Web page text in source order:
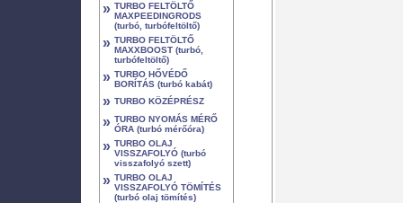
» TURBO FELTÖLTŐ
MAXPEEDINGRODS
(turbó, turbófeltöltő)
» TURBO FELTÖLTŐ
MAXXBOOST (turbó,
turbófeltöltő)
» TURBO HŐVÉDŐ
BORÍTÁS (turbó kabát)
» TURBO KÖZÉPRÉSZ
» TURBO NYOMÁS MÉRŐ
ÓRA (turbó mérőóra)
» TURBO OLAJ
VISSZAFOLYÓ (turbó
visszafolyó szett)
» TURBO OLAJ
VISSZAFOLYÓ TÖMÍTÉS
(turbó olaj tömítés)